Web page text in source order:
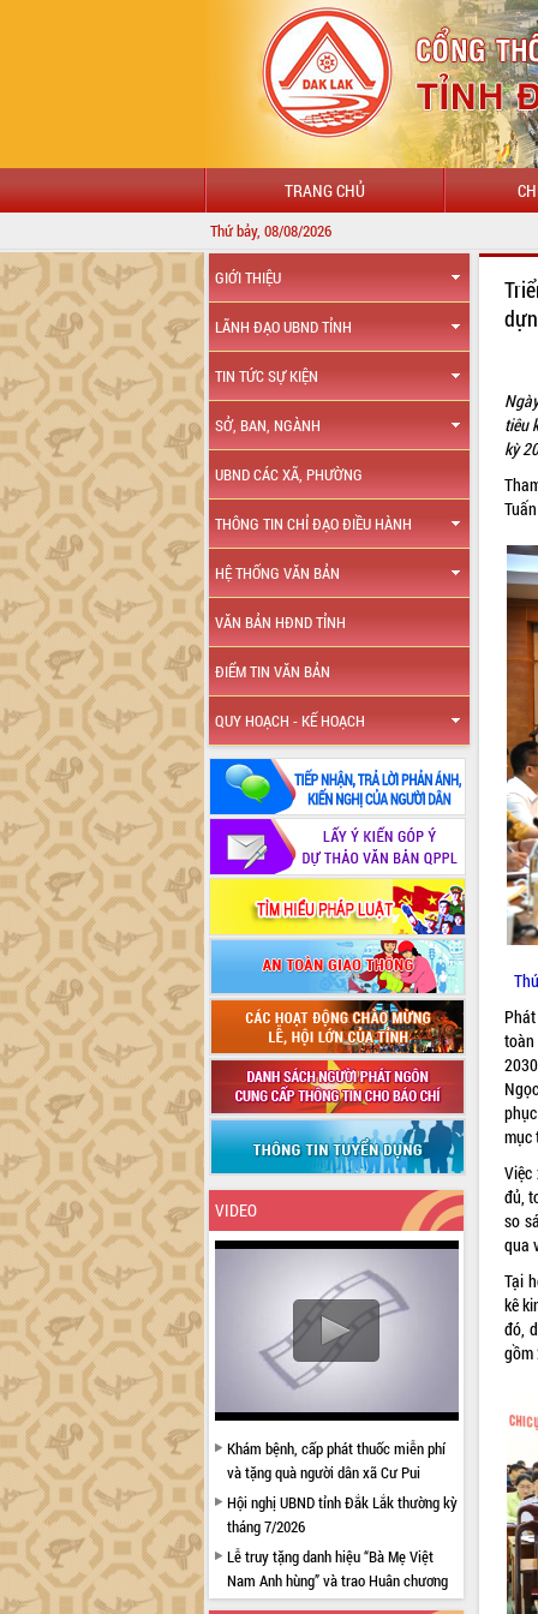
TRANG CHỦ
Thứ bảy, 08/08/2026
GIỚI THIỆU
LÃNH ĐẠO UBND TỈNH
TIN TỨC SỰ KIỆN
SỞ, BAN, NGÀNH
UBND CÁC XÃ, PHƯỜNG
THÔNG TIN CHỈ ĐẠO ĐIỀU HÀNH
HỆ THỐNG VĂN BẢN
VĂN BẢN HĐND TỈNH
ĐIỂM TIN VĂN BẢN
QUY HOẠCH - KẾ HOẠCH
VIDEO
Khám bệnh, cấp phát thuốc miễn phí
và tặng quà người dân xã Cư Pui
Hội nghị UBND tỉnh Đắk Lắk thường kỳ
tháng 7/2026
Lễ truy tặng danh hiệu “Bà Mẹ Việt
Nam Anh hùng” và trao Huân chương
Lao động
tiêu
kỳ
toàn
mục
đủ,
so
qua
Tại
kê
đó,
gồm